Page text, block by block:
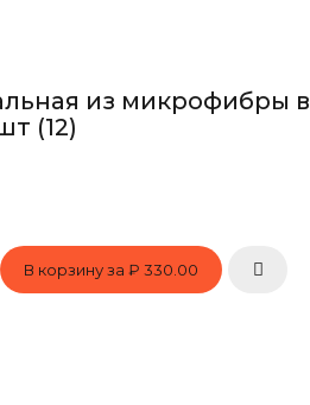
из микрофибры в
(12)
В корзину за ₽ 330.00